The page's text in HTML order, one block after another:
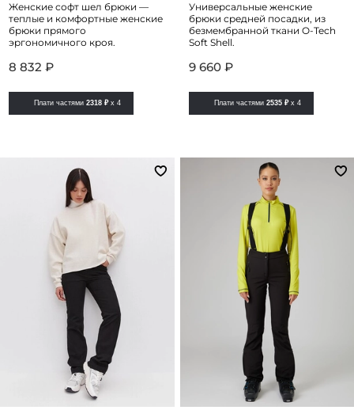
Женские софт шел брюки —
теплые и комфортные женские
брюки прямого
эргономичного кроя.
8 832 ₽
Плати частями2318 ₽ x 4
Универсальные женские
брюки средней посадки, из
безмембранной ткани O-Tech
Soft Shell.
9 660 ₽
Плати частями 2535 ₽ x 4